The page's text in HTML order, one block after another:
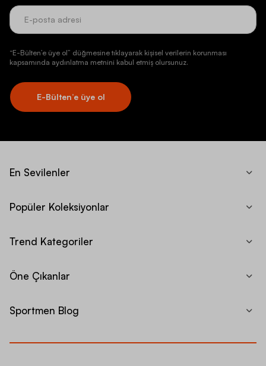
“E-Bülten’e üye ol” düğmesine tıklayarak kişisel verilerin korunması
kapsamında aydınlatma metnini kabul etmiş olursunuz.
E-Bülten’e üye ol
En Sevilenler
Popüler Koleksiyonlar
Trend Kategoriler
Öne Çıkanlar
Sportmen Blog